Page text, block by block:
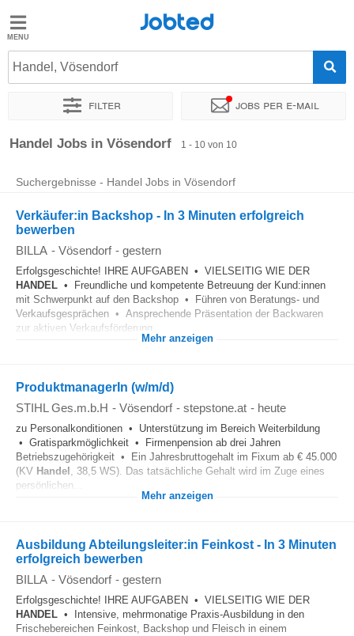
Jobted
Jobs
Jobted
Handel, Vösendorf
Filter Jobs per e-mail
Sortieren nach Genauer Standort Unternehmen
Handel Jobs in Vösendorf 1 - 10 von 10
Suchergebnisse - Handel Jobs in Vösendorf
Verkäufer:in Backshop - In 3 Minuten erfolgreich
bewerben
BILLA - Vösendorf - gestern
Erfolgsgeschichte! IHRE AUFGABEN • VIELSEITIG WIE DER
HANDEL • Freundliche und kompetente Betreuung der Kund:innen
mit Schwerpunkt auf den Backshop • Führen von Beratungs- und
Verkaufsgesprächen • Ansprechende Präsentation der Backwaren
zur aktiven Verkaufsförderung...
Mehr anzeigen
ProduktmanagerIn (w/m/d)
STIHL Ges.m.b.H - Vösendorf - stepstone.at - heute
zu Personalkonditionen • Unterstützung im Bereich Weiterbildung
• Gratisparkmöglichkeit • Firmenpension ab drei Jahren
Betriebszugehörigkeit • Ein Jahresbruttogehalt im Fixum ab € 45.000
(KV Handel , 38,5 WS). Das tatsächliche Gehalt wird im Zuge eines
persönlichen...
Mehr anzeigen
Ausbildung Abteilungsleiter:in Feinkost - In 3 Minuten
erfolgreich bewerben
BILLA - Vösendorf - gestern
Erfolgsgeschichte! IHRE AUFGABEN • VIELSEITIG WIE DER
HANDEL • Intensive, mehrmonatige Praxis-Ausbildung in den
Frischebereichen Feinkost, Backshop und Fleisch in einem